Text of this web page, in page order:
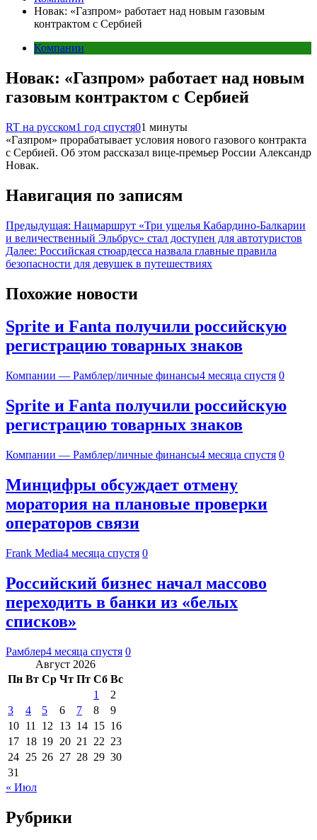
Новак: «Газпром» работает над новым газовым
контрактом с Сербией
Компании
Новак: «Газпром» работает над новым
газовым контрактом с Сербией
RT на русском1 год спустя01 минуты
«Газпром» прорабатывает условия нового газового контракта
с Сербией. Об этом рассказал вице-премьер России Александр
Новак.
Навигация по записям
Предыдущая: Нацмаршрут «Три ущелья Кабардино-Балкарии
и величественный Эльбрус» стал доступен для автотуристов
Далее: Российская стюардесса назвала главные правила
безопасности для девушек в путешествиях
Похожие новости
Sprite и Fanta получили российскую
регистрацию товарных знаков
Компании — Рамблер/личные финансы4 месяца спустя 0
Sprite и Fanta получили российскую
регистрацию товарных знаков
Компании — Рамблер/личные финансы4 месяца спустя 0
Минцифры обсуждает отмену
моратория на плановые проверки
операторов связи
Frank Media4 месяца спустя 0
Российский бизнес начал массово
переходить в банки из «белых
списков»
Рамблер4 месяца спустя 0
Август 2026
Пн Вт Ср Чт Пт Сб Вс
1
2
3
4 5 6 7 8
9
10 11 12 13 14 15 16
17 18 19 20 21 22 23
24 25 26 27 28 29 30
31
« Июл
Рубрики